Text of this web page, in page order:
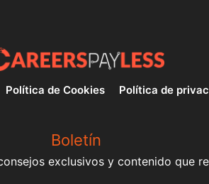
Política de Cookies Política de
Boletín
exclusivos y contenido que